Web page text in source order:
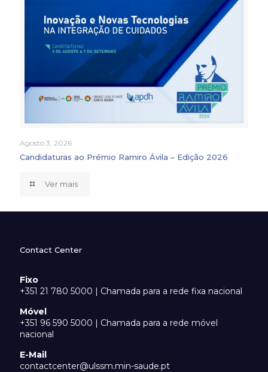
Agosto 3, 2026
Candidaturas ao Prémio Ramiro Ávila – Edição 2026
Ver mais
Contact Center
Fixo
+351 21 780 5000 | Chamada para a rede fixa nacional
Móvel
+351 96 590 5000 | Chamada para a rede móvel
nacional
E-Mail
contactcenter@ulssm.min-saude.pt